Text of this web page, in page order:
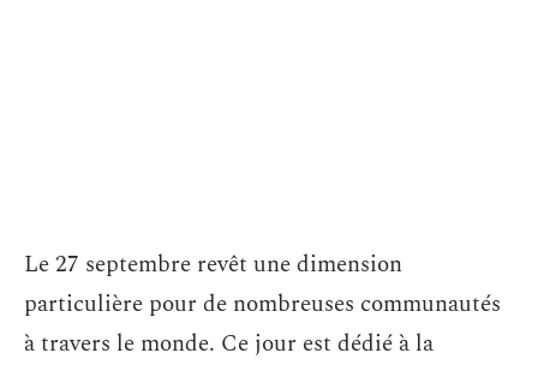
Le 27 septembre revêt une dimension
particulière pour de nombreuses communautés
à travers le monde. Ce jour est dédié à la